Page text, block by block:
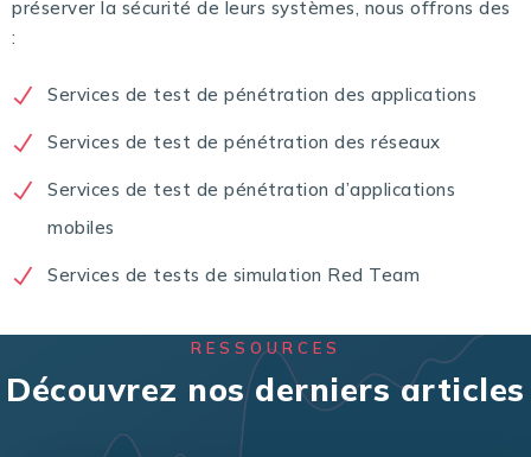
préserver la sécurité de leurs systèmes, nous offrons des
:
Services de test de pénétration des applications
Services de test de pénétration des réseaux
Services de test de pénétration d’applications
mobiles
Services de tests de simulation Red Team
RESSOURCES
Découvrez nos derniers articles